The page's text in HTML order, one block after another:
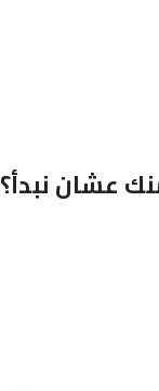
عشان نبدأ؟